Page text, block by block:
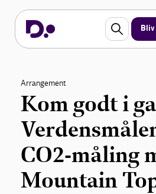
Bliv
Arrangement
Kom godt i
CO2-måling
Mountain